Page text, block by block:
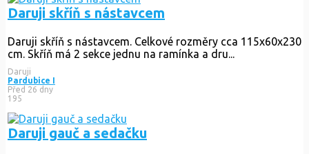
Daruji skříň s nástavcem
Daruji skříň s nástavcem. Celkové rozměry cca 115x60x230
cm. Skříň má 2 sekce jednu na ramínka a dru...
Daruji
Pardubice I
Před 26 dny
195
Daruji gauč a sedačku